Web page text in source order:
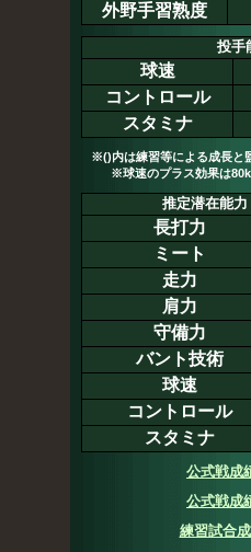
外野手習熟度
投手
球速
コントロール
スタミナ
※()内は練習等による成長と
※球速のプラス効果は
推定潜在能
長打力
ミート
走力
肩力
守備力
バント技術
球速
コントロール
スタミナ
公式戦成
公式戦成
練習試合